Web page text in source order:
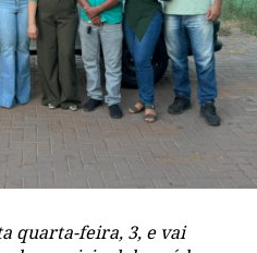
quarta-feira, 3, e vai